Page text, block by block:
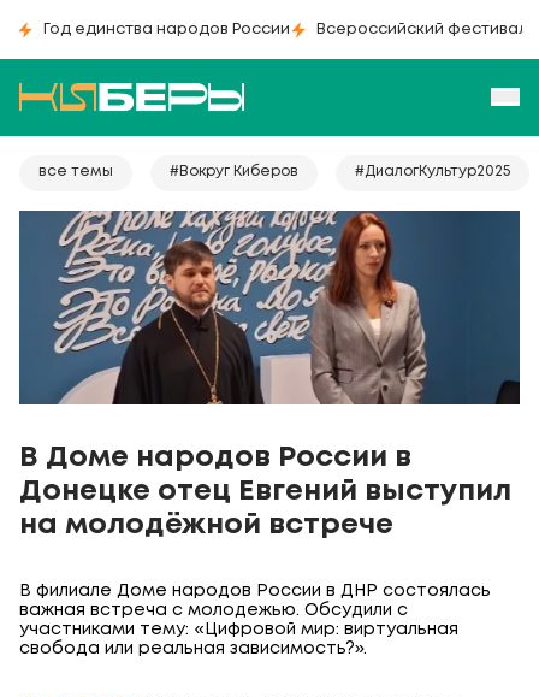
Год единства народов России Всероссийский фестиваль
все темы #Вокруг Киберов #ДиалогКультур2025
В Доме народов России в
Донецке отец Евгений выступил
на молодёжной встрече
В филиале Доме народов России в ДНР состоялась
важная встреча с молодежью. Обсудили с
участниками тему: «Цифровой мир: виртуальная
свобода или реальная зависимость?».